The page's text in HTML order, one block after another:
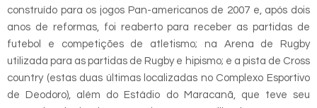
construído para os jogos Pan-americanos de 2007 e, após dois
anos de reformas, foi reaberto para receber as partidas de
futebol e competições de atletismo; na Arena de Rugby
utilizada para as partidas de Rugby e hipismo; e a pista de Cross
country (estas duas últimas localizadas no Complexo Esportivo
de Deodoro), além do Estádio do Maracanã, que teve seu